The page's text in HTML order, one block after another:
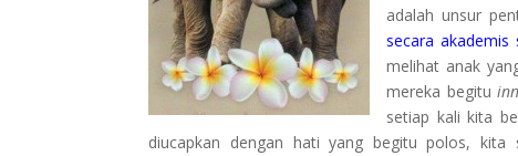
adalah unsur
secara akademis
melihat anak
mereka begitu
setiap kali kita
diucapkan dengan hati yang begitu polos,